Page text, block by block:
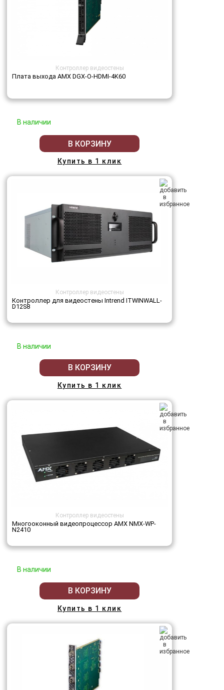
Контроллер видеостены
Плата выхода AMX DGX-O-HDMI-4K60
В наличии
В КОРЗИНУ
Купить в 1 клик
Контроллер видеостены
Контроллер для видеостены Intrend ITWINWALL-
D12S8
В наличии
В КОРЗИНУ
Купить в 1 клик
Контроллер видеостены
Многооконный видеопроцессор AMX NMX-WP-
N2410
В наличии
В КОРЗИНУ
Купить в 1 клик